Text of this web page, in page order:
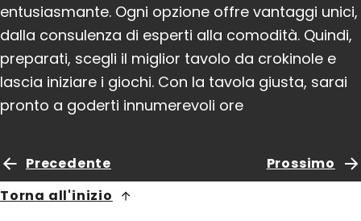
entusiasmante. Ogni opzione offre vantaggi unici,
dalla consulenza di esperti alla comodità. Quindi,
preparati, scegli il miglior tavolo da crokinole e
lascia iniziare i giochi. Con la tavola giusta, sarai
pronto a goderti innumerevoli ore
Precedente
Prossimo
Torna all'inizio